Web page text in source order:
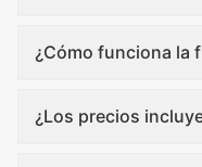
¿Cómo funciona la
¿Los precios